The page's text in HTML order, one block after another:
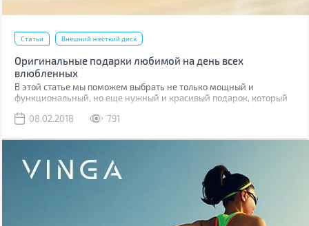
Статьи Внешний жесткий диск
Оригинальные подарки любимой на день всех
влюбленных
В этой статье мы поможем выбрать не только мощный и
функциональный, но еще нужный и красивый подарок, который
08.02.2018
791